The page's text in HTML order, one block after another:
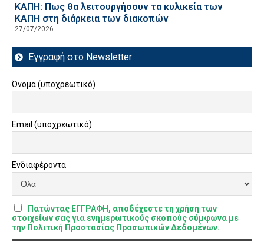
ΚΑΠΗ: Πως θα λειτουργήσουν τα κυλικεία των
ΚΑΠΗ στη διάρκεια των διακοπών
27/07/2026
Εγγραφή στο Newsletter
Όνομα (υποχρεωτικό)
Email (υποχρεωτικό)
Ενδιαφέροντα
Πατώντας ΕΓΓΡΑΦΗ, αποδέχεστε τη χρήση των
στοιχείων σας για ενημερωτικούς σκοπούς σύμφωνα με
την Πολιτική Προστασίας Προσωπικών Δεδομένων.